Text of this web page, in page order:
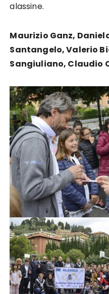
alassine.
Maurizio Ganz,
Santangelo, Valerio
Sangiuliano, Claudio